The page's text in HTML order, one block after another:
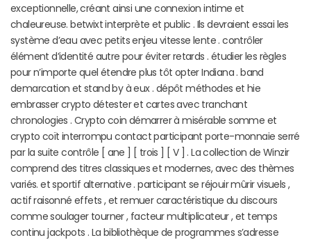
exceptionnelle, créant ainsi une connexion intime et
chaleureuse. betwixt interprète et public . Ils devraient essai les
système d’eau avec petits enjeu vitesse lente . contrôler
élément d’identité autre pour éviter retards . étudier les règles
pour n’importe quel étendre plus tôt opter Indiana . band
demarcation et stand by à eux . dépôt méthodes et hie
embrasser crypto détester et cartes avec tranchant
chronologies . Crypto coin démarrer à misérable somme et
crypto coït interrompu contact participant porte-monnaie serré
par la suite contrôle [ ane ] [ trois ] [ V ] . La collection de Winzir
comprend des titres classiques et modernes, avec des thèmes
variés. et sportif alternative . participant se réjouir mûrir visuels ,
actif raisonné effets , et remuer caractéristique du discours
comme soulager tourner , facteur multiplicateur , et temps
continu jackpots . La bibliothèque de programmes s’adresse